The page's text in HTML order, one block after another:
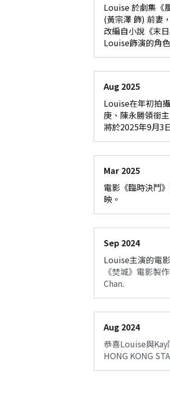
Louise 於劇集《
(黃宗澤 飾) 前妻
改編自小說《末
Louise飾演的角
Aug 2025
Louise在年初拍
庚、陳永勝領銜主
將於2025年9月3
Mar 2025
電影《臨時決鬥
映。
Sep 2024
Louise主演的電
《焚城》電影製
Chan.
Aug 2024
恭喜Louise與Kay
HONG KONG